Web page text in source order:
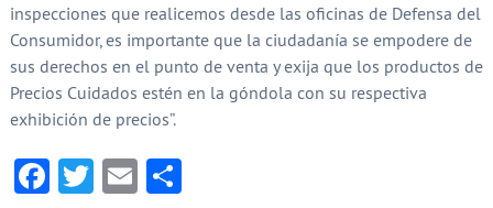
inspecciones que realicemos desde las oficinas de Defensa del
Consumidor, es importante que la ciudadanía se empodere de
sus derechos en el punto de venta y exija que los productos de
Precios Cuidados estén en la góndola con su respectiva
exhibición de precios”.
Facebook
Twitter
EmailCompartir